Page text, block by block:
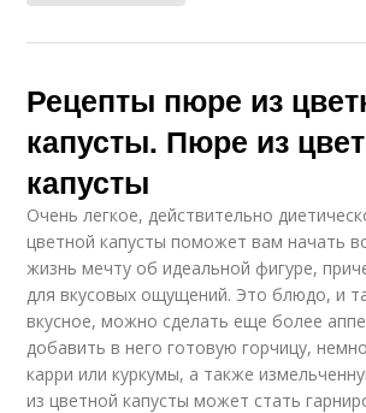
Рецепты пюре из
капусты. Пюре из
капусты
Очень легкое, действительно
цветной капусты поможет вам начать
жизнь мечту об идеальной фигуре,
для вкусовых ощущений. Это блюдо, и
вкусное, можно сделать еще более
добавить в него готовую горчицу,
карри или куркумы, а также
из цветной капусты может стать